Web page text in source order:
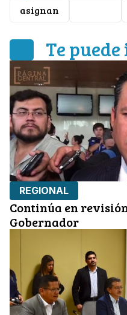
asignan
Te
REGIONAL
Continúa en
Gobernador